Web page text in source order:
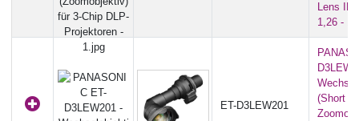
Lens
1,26 -
ET-D3LEW201
(Short